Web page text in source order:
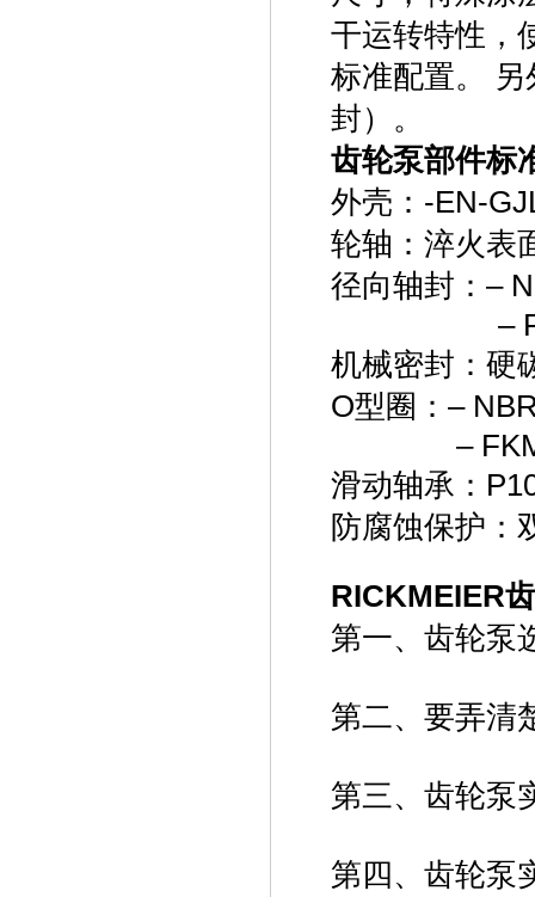
干运转特性，
标准配置。
封）。
齿轮泵部件标
外壳：-EN-
轮轴：淬火表
径向轴封：–
–
机械密封：硬
O型圈：–
–
滑动轴承：
防腐蚀保护：
RICKMEIER
第一、齿轮泵
第二、要弄清
第三、齿轮泵
第四、齿轮泵